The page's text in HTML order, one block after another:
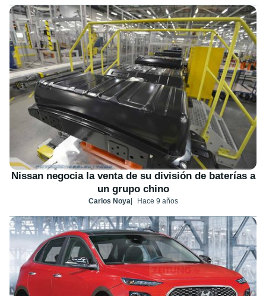
Nissan negocia la venta de su división de baterías a
un grupo chino
Carlos Noya Hace 9 años